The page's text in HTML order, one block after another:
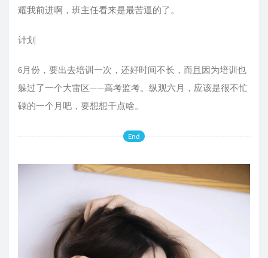
耀我前进啊，班主任看来是最苦逼的了。
计划
6月份，要出去培训一次，还好时间不长，而且因为培训也
躲过了一个大雷区——高考监考。纵观六月，应该是很不忙
碌的一个月吧，要想想干点啥。
End